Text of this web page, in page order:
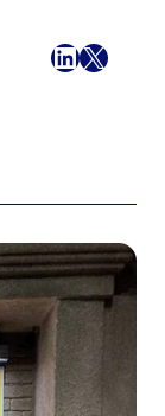
LinkedIn
X メール